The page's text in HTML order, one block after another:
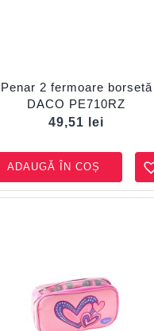
Penar 2 fermoare borsetă
DACO PE710RZ
49,51
lei
ADAUGĂ ÎN COȘ